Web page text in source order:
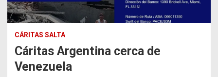
CÁRITAS SALTA
Cáritas Argentina cerca de
Venezuela